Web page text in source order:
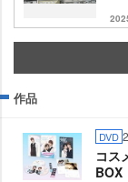
作品
DVD
コス
BOX